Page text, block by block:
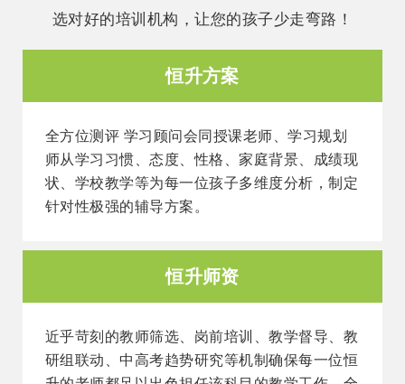
选对好的培训机构，让您的孩子少走弯路！
恒升方案
全方位测评 学习顾问会同授课老师、学习规划
师从学习习惯、态度、性格、家庭背景、成绩现
状、学校教学等为每一位孩子多维度分析，制定
针对性极强的辅导方案。
恒升师资
近乎苛刻的教师筛选、岗前培训、教学督导、教
研组联动、中高考趋势研究等机制确保每一位恒